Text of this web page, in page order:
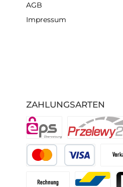
ZAHLUNGSARTEN
AGB
Impressum